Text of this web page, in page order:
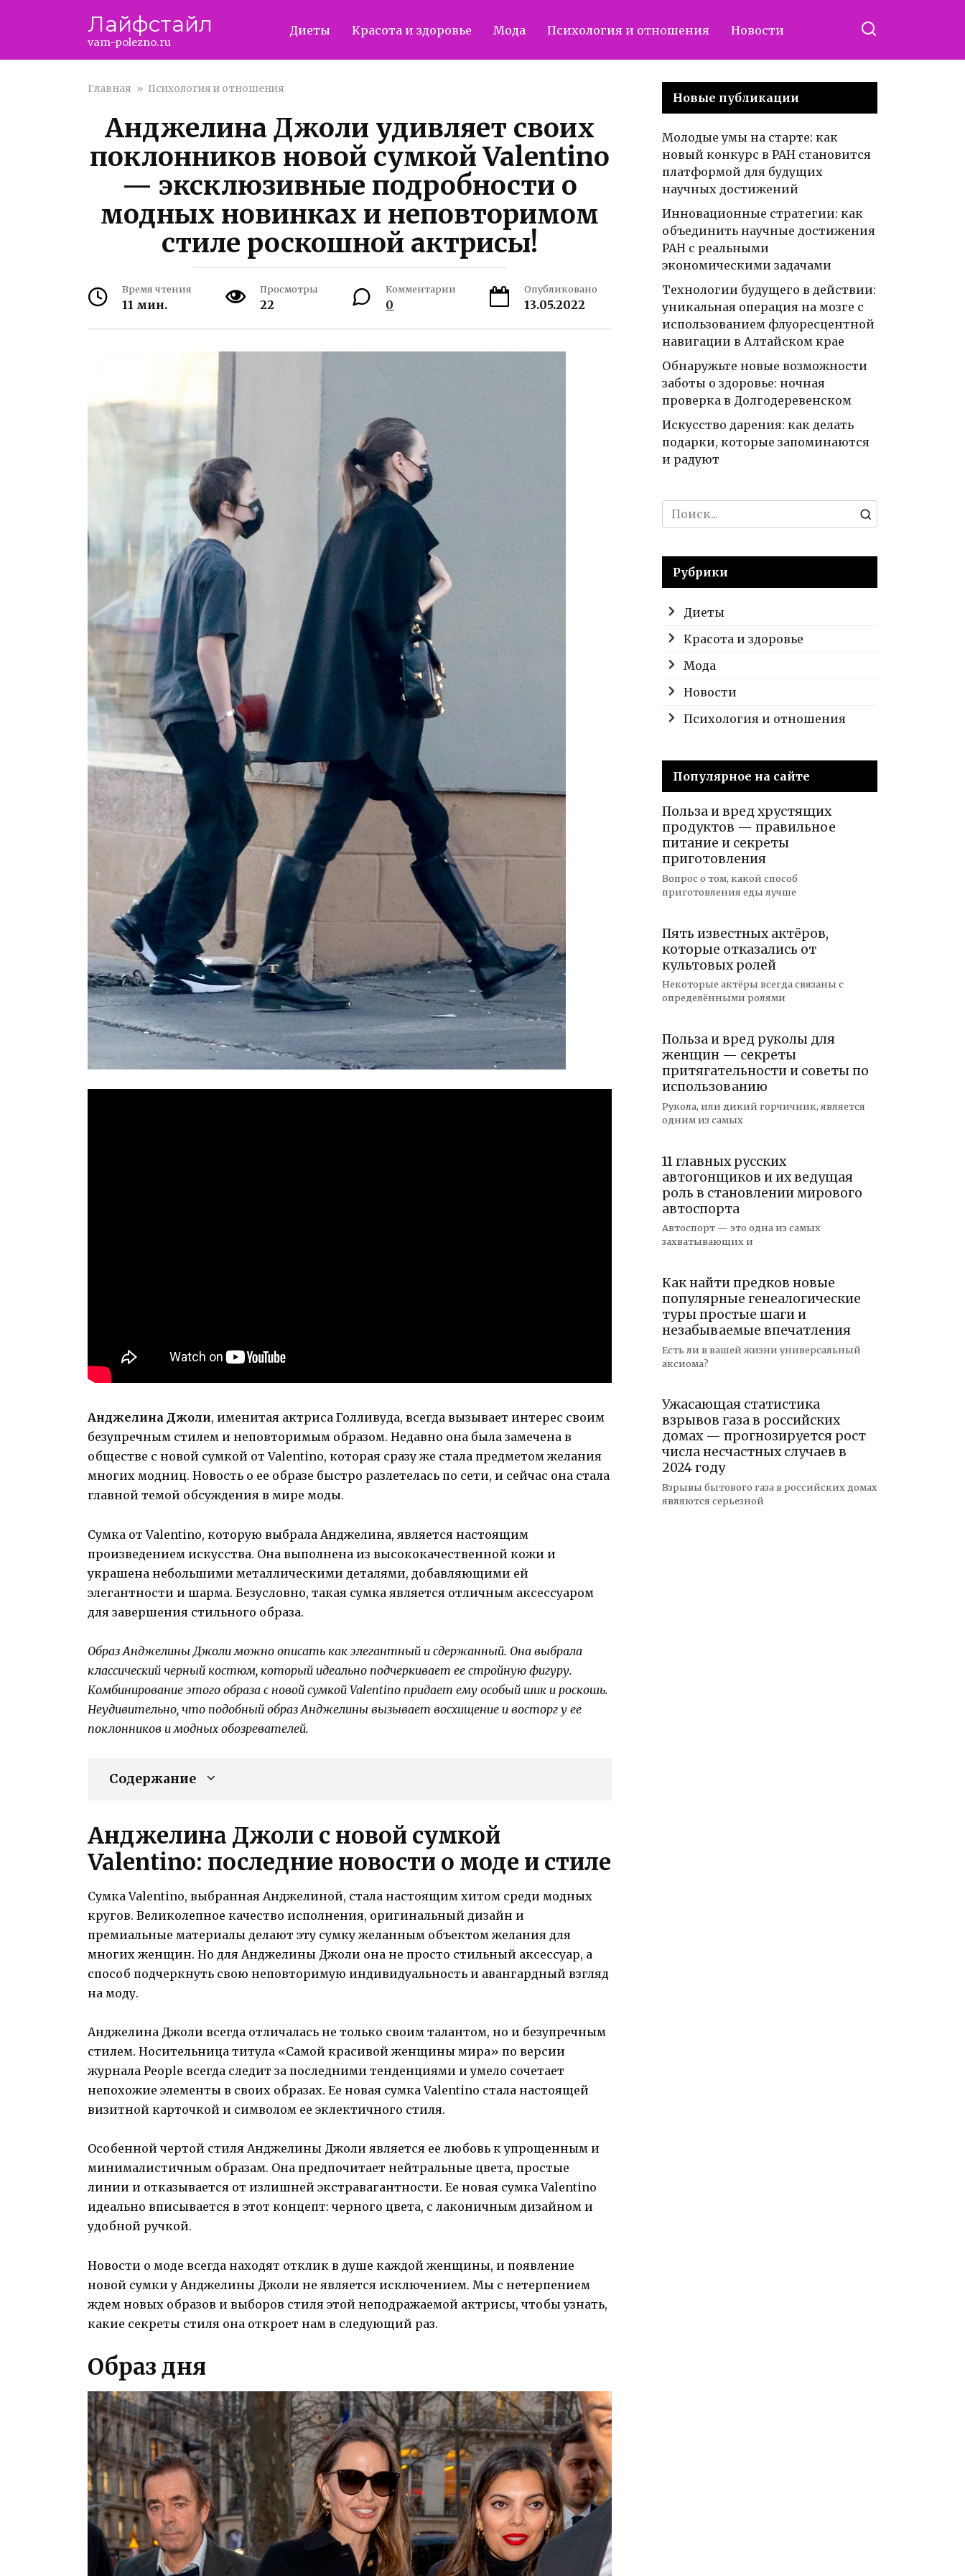
Лайфстайл
vam-polezno.ru
Диеты Красота и здоровье Мода Психология и отношения Новости
Главная » Психология и отношения
Анджелина Джоли удивляет своих
поклонников новой сумкой Valentino
— эксклюзивные подробности о
модных новинках и неповторимом
стиле роскошной актрисы!
Время чтения
11 мин.
Просмотры
22
Комментарии
0
Опубликовано
13.05.2022
Анджелина Джоли, именитая актриса Голливуда, всегда вызывает интерес своим
безупречным стилем и неповторимым образом. Недавно она была замечена в
обществе с новой сумкой от Valentino, которая сразу же стала предметом желания
многих модниц. Новость о ее образе быстро разлетелась по сети, и сейчас она стала
главной темой обсуждения в мире моды.
Сумка от Valentino, которую выбрала Анджелина, является настоящим
произведением искусства. Она выполнена из высококачественной кожи и
украшена небольшими металлическими деталями, добавляющими ей
элегантности и шарма. Безусловно, такая сумка является отличным аксессуаром
для завершения стильного образа.
Образ Анджелины Джоли можно описать как элегантный и сдержанный. Она выбрала
классический черный костюм, который идеально подчеркивает ее стройную фигуру.
Комбинирование этого образа с новой сумкой Valentino придает ему особый шик и роскошь.
Неудивительно, что подобный образ Анджелины вызывает восхищение и восторг у ее
поклонников и модных обозревателей.
Содержание
Анджелина Джоли с новой сумкой
Valentino: последние новости о моде и стиле
Сумка Valentino, выбранная Анджелиной, стала настоящим хитом среди модных
кругов. Великолепное качество исполнения, оригинальный дизайн и
премиальные материалы делают эту сумку желанным объектом желания для
многих женщин. Но для Анджелины Джоли она не просто стильный аксессуар, а
способ подчеркнуть свою неповторимую индивидуальность и авангардный взгляд
на моду.
Анджелина Джоли всегда отличалась не только своим талантом, но и безупречным
стилем. Носительница титула «Самой красивой женщины мира» по версии
журнала People всегда следит за последними тенденциями и умело сочетает
непохожие элементы в своих образах. Ее новая сумка Valentino стала настоящей
визитной карточкой и символом ее эклектичного стиля.
Особенной чертой стиля Анджелины Джоли является ее любовь к упрощенным и
минималистичным образам. Она предпочитает нейтральные цвета, простые
линии и отказывается от излишней экстравагантности. Ее новая сумка Valentino
идеально вписывается в этот концепт: черного цвета, с лаконичным дизайном и
удобной ручкой.
Новости о моде всегда находят отклик в душе каждой женщины, и появление
новой сумки у Анджелины Джоли не является исключением. Мы с нетерпением
ждем новых образов и выборов стиля этой неподражаемой актрисы, чтобы узнать,
какие секреты стиля она откроет нам в следующий раз.
Образ дня
Новые публикации
Молодые умы на старте: как
новый конкурс в РАН становится
платформой для будущих
научных достижений
Инновационные стратегии: как
объединить научные достижения
РАН с реальными
экономическими задачами
Технологии будущего в действии:
уникальная операция на мозге с
использованием флуоресцентной
навигации в Алтайском крае
Обнаружьте новые возможности
заботы о здоровье: ночная
проверка в Долгодеревенском
Искусство дарения: как делать
подарки, которые запоминаются
и радуют
Search
for:
Рубрики
Диеты
Красота и здоровье
Мода
Новости
Психология и отношения
Популярное на сайте
Польза и вред хрустящих
продуктов — правильное
питание и секреты
приготовления
Вопрос о том, какой способ
приготовления еды лучше
Пять известных актёров,
которые отказались от
культовых ролей
Некоторые актёры всегда связаны с
определёнными ролями
Польза и вред руколы для
женщин — секреты
притягательности и советы по
использованию
Рукола, или дикий горчичник, является
одним из самых
11 главных русских
автогонщиков и их ведущая
роль в становлении мирового
автоспорта
Автоспорт — это одна из самых
захватывающих и
Как найти предков новые
популярные генеалогические
туры простые шаги и
незабываемые впечатления
Есть ли в вашей жизни универсальный
аксиома?
Ужасающая статистика
взрывов газа в российских
домах — прогнозируется рост
числа несчастных случаев в
2024 году
Взрывы бытового газа в российских домах
являются серьезной